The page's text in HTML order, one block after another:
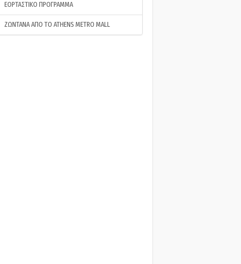
ΕΟΡΤΑΣΤΙΚΟ ΠΡΟΓΡΑΜΜΑ
ΖΩΝΤΑΝΑ ΑΠΟ ΤΟ ATHENS METRO MALL